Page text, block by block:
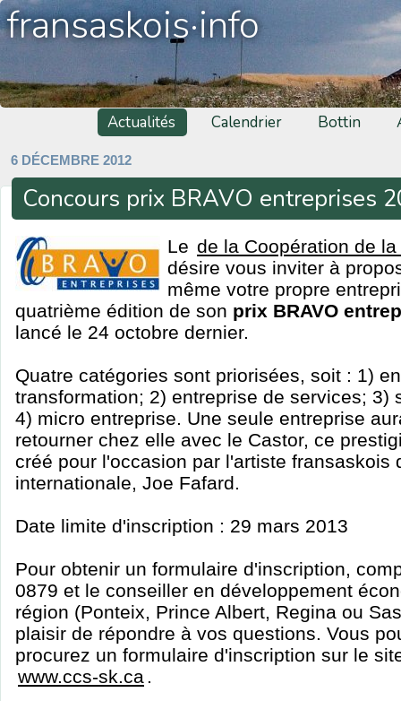
fransaskois·info
Actualités Calendrier Bottin
6 DÉCEMBRE 2012
Concours prix BRAVO entreprises
Le de la Coopération de
désire vous inviter à
même votre propre
quatrième édition de son prix BRAVO
lancé le 24 octobre dernier.
Quatre catégories sont priorisées, soit : 1)
transformation; 2) entreprise de services; 3)
4) micro entreprise. Une seule entreprise
retourner chez elle avec le Castor, ce
créé pour l'occasion par l'artiste fransaskois
internationale, Joe Fafard.
Date limite d'inscription : 29 mars 2013
Pour obtenir un formulaire d'inscription,
0879 et le conseiller en développement
région (Ponteix, Prince Albert, Regina ou
plaisir de répondre à vos questions. Vous
procurez un formulaire d'inscription sur le
www.ccs-sk.ca .